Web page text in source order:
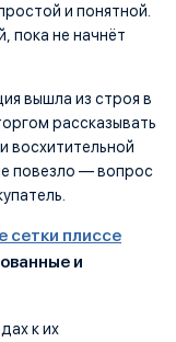
и понятной.
пока не начнёт
вышла из строя в
рассказывать
восхитительной
повезло — вопрос
сетки плиссе
и
к их